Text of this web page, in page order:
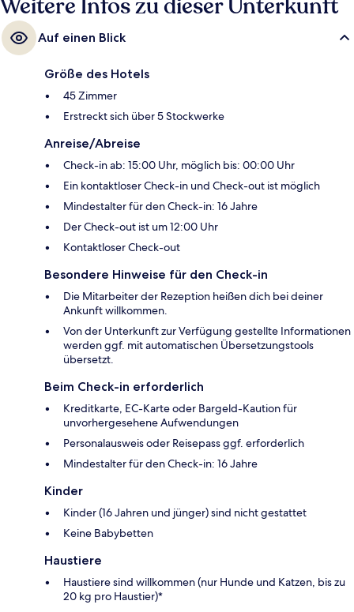
Weitere Infos zu dieser Unterkunft
Auf einen Blick
Größe des Hotels
45 Zimmer
Erstreckt sich über 5 Stockwerke
Anreise/Abreise
Check-in ab: 15:00 Uhr, möglich bis: 00:00 Uhr
Ein kontaktloser Check-in und Check-out ist möglich
Mindestalter für den Check-in: 16 Jahre
Der Check-out ist um 12:00 Uhr
Kontaktloser Check-out
Besondere Hinweise für den Check-in
Die Mitarbeiter der Rezeption heißen dich bei deiner
Ankunft willkommen.
Von der Unterkunft zur Verfügung gestellte Informationen
werden ggf. mit automatischen Übersetzungstools
übersetzt.
Beim Check-in erforderlich
Kreditkarte, EC-Karte oder Bargeld-Kaution für
unvorhergesehene Aufwendungen
Personalausweis oder Reisepass ggf. erforderlich
Mindestalter für den Check-in: 16 Jahre
Kinder
Kinder (16 Jahren und jünger) sind nicht gestattet
Keine Babybetten
Haustiere
Haustiere sind willkommen (nur Hunde und Katzen, bis zu
20 kg pro Haustier)*